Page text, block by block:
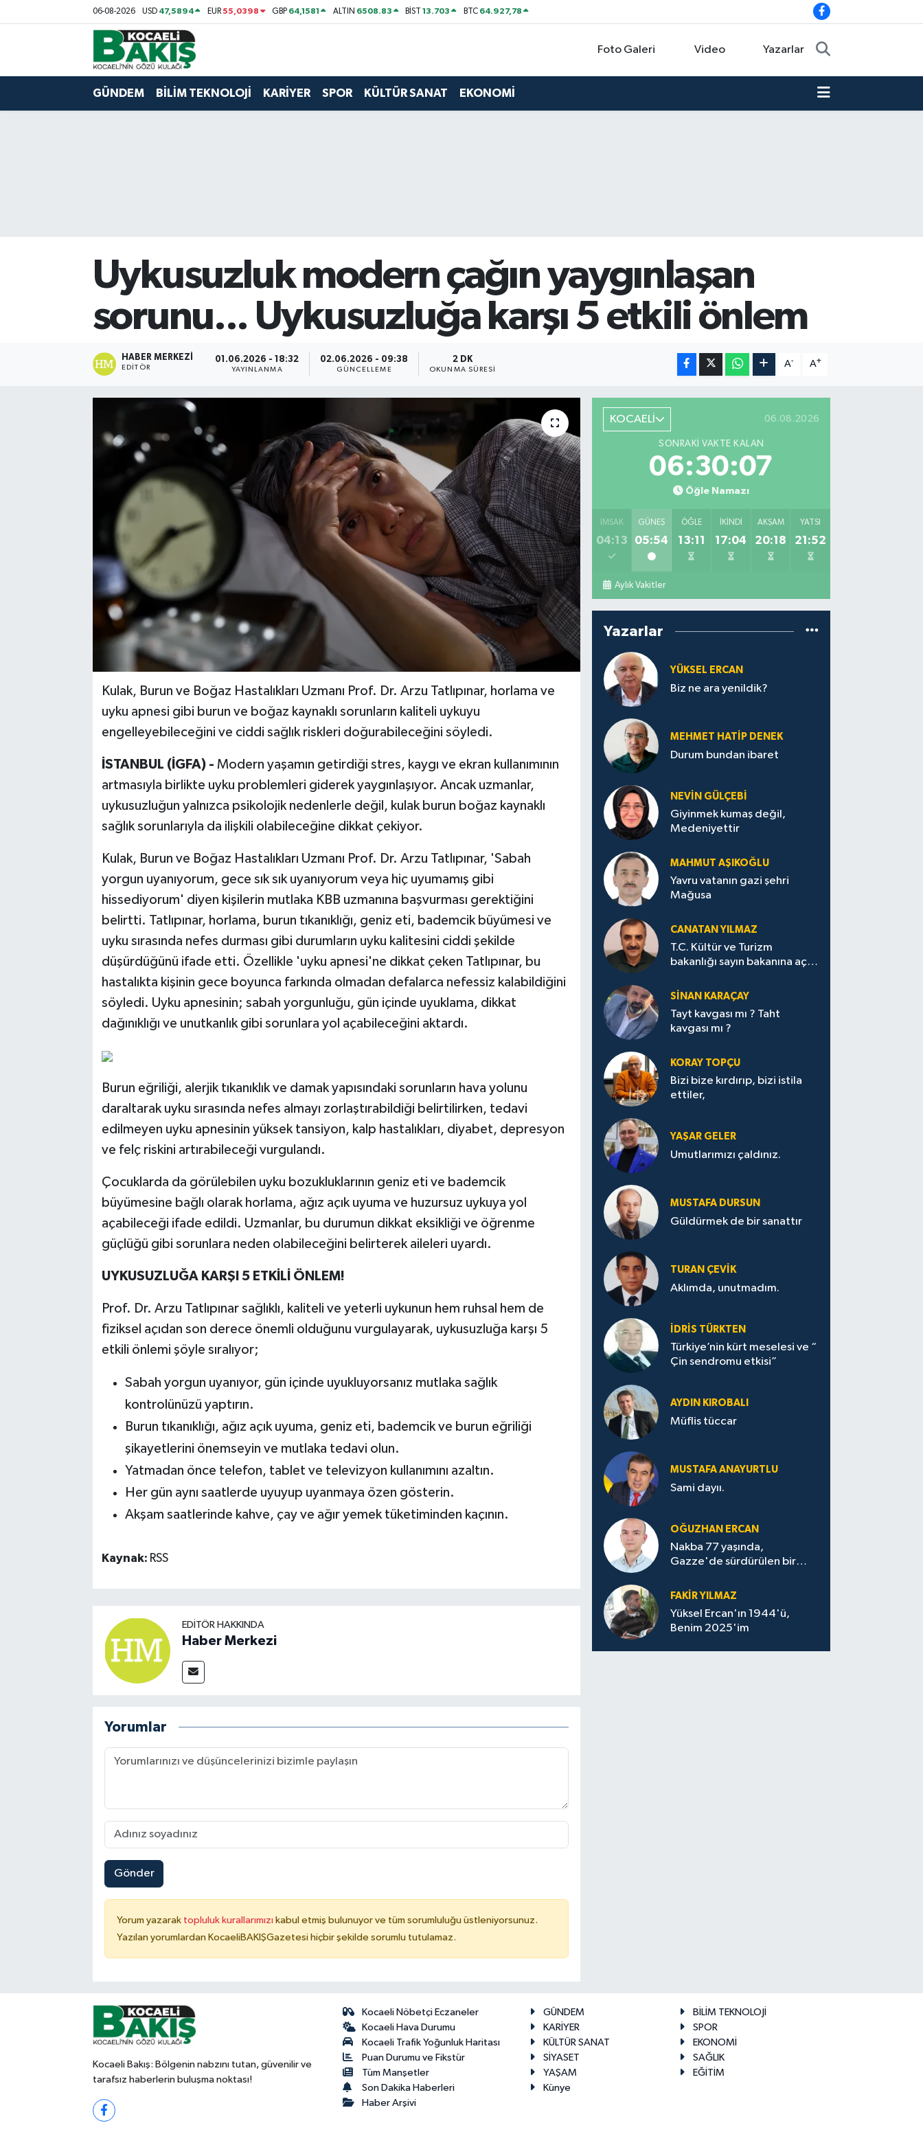
06-08-2026 USD 47,5894 EUR55,0398 GBP 64,1581 ALTIN 6508.83 BİST13.703 BTC 64.927,78
Foto Galeri Video Yazarlar
GÜNDEM BİLİM TEKNOLOJİ KARİYER SPOR KÜLTÜR SANAT EKONOMİ
Uykusuzluk modern çağın yaygınlaşan
sorunu... Uykusuzluğa karşı 5 etkili önlem
HABER MERKEZI
EDITÖR
01.06.2026 - 18:32
YAYINLANMA
02.06.2026 - 09:38
GÜNCELLEME
2 DK
OKUNMA SÜRESI
A- A+
Kulak, Burun ve Boğaz Hastalıkları Uzmanı Prof. Dr. Arzu Tatlıpınar, horlama ve
uyku apnesi gibi burun ve boğaz kaynaklı sorunların kaliteli uykuyu
engelleyebileceğini ve ciddi sağlık riskleri doğurabileceğini söyledi.
İSTANBUL (İGFA) - Modern yaşamın getirdiği stres, kaygı ve ekran kullanımının
artmasıyla birlikte uyku problemleri giderek yaygınlaşıyor. Ancak uzmanlar,
uykusuzluğun yalnızca psikolojik nedenlerle değil, kulak burun boğaz kaynaklı
sağlık sorunlarıyla da ilişkili olabileceğine dikkat çekiyor.
Kulak, Burun ve Boğaz Hastalıkları Uzmanı Prof. Dr. Arzu Tatlıpınar, 'Sabah
yorgun uyanıyorum, gece sık sık uyanıyorum veya hiç uyumamış gibi
hissediyorum' diyen kişilerin mutlaka KBB uzmanına başvurması gerektiğini
belirtti. Tatlıpınar, horlama, burun tıkanıklığı, geniz eti, bademcik büyümesi ve
uyku sırasında nefes durması gibi durumların uyku kalitesini ciddi şekilde
düşürdüğünü ifade etti. Özellikle 'uyku apnesi'ne dikkat çeken Tatlıpınar, bu
hastalıkta kişinin gece boyunca farkında olmadan defalarca nefessiz kalabildiğini
söyledi. Uyku apnesinin; sabah yorgunluğu, gün içinde uyuklama, dikkat
dağınıklığı ve unutkanlık gibi sorunlara yol açabileceğini aktardı.
Burun eğriliği, alerjik tıkanıklık ve damak yapısındaki sorunların hava yolunu
daraltarak uyku sırasında nefes almayı zorlaştırabildiği belirtilirken, tedavi
edilmeyen uyku apnesinin yüksek tansiyon, kalp hastalıkları, diyabet, depresyon
ve felç riskini artırabileceği vurgulandı.
Çocuklarda da görülebilen uyku bozukluklarının geniz eti ve bademcik
büyümesine bağlı olarak horlama, ağız açık uyuma ve huzursuz uykuya yol
açabileceği ifade edildi. Uzmanlar, bu durumun dikkat eksikliği ve öğrenme
güçlüğü gibi sorunlara neden olabileceğini belirterek aileleri uyardı.
UYKUSUZLUĞA KARŞI 5 ETKİLİ ÖNLEM!
Prof. Dr. Arzu Tatlıpınar sağlıklı, kaliteli ve yeterli uykunun hem ruhsal hem de
fiziksel açıdan son derece önemli olduğunu vurgulayarak, uykusuzluğa karşı 5
etkili önlemi şöyle sıralıyor;
Sabah yorgun uyanıyor, gün içinde uyukluyorsanız mutlaka sağlık
kontrolünüzü yaptırın.
Burun tıkanıklığı, ağız açık uyuma, geniz eti, bademcik ve burun eğriliği
şikayetlerini önemseyin ve mutlaka tedavi olun.
Yatmadan önce telefon, tablet ve televizyon kullanımını azaltın.
Her gün aynı saatlerde uyuyup uyanmaya özen gösterin.
Akşam saatlerinde kahve, çay ve ağır yemek tüketiminden kaçının.
Kaynak: RSS
EDITÖR HAKKINDA
Haber Merkezi
Yorumlar
Gönder
Yorum yazarak topluluk kurallarımızı kabul etmiş bulunuyor ve tüm sorumluluğu üstleniyorsunuz.
Yazılan yorumlardan KocaeliBAKIŞGazetesi hiçbir şekilde sorumlu tutulamaz.
KOCAELİ 06.08.2026
SONRAKI VAKTE KALAN
06:30:06
Öğle Namazı
İMSAK
04:13
GÜNEŞ
05:54
ÖĞLE
13:11
İKINDI
17:04
AKŞAM
20:18
YATSI
21:52
Aylık Vakitler
Yazarlar
YÜKSEL ERCAN
Biz ne ara yenildik?
MEHMET HATİP DENEK
Durum bundan ibaret
NEVİN GÜLÇEBİ
Giyinmek kumaş değil,
Medeniyettir
MAHMUT AŞIKOĞLU
Yavru vatanın gazi şehri
Mağusa
CANATAN YILMAZ
T.C. Kültür ve Turizm
bakanlığı sayın bakanına açık
SİNAN KARAÇAY
Tayt kavgası mı ? Taht
kavgası mı ?
KORAY TOPÇU
Bizi bize kırdırıp, bizi istila
ettiler,
YAŞAR GELER
Umutlarımızı çaldınız.
MUSTAFA DURSUN
Güldürmek de bir sanattır
TURAN ÇEVİK
Aklımda, unutmadım.
İDRİS TÜRKTEN
Türkiye’nin kürt meselesi ve “
Çin sendromu etkisi”
AYDIN KIROBALI
Müflis tüccar
MUSTAFA ANAYURTLU
Sami dayıı.
OĞUZHAN ERCAN
Nakba 77 yaşında,
Gazze'de sürdürülen bir
FAKİR YILMAZ
Yüksel Ercan'ın 1944'ü,
Benim 2025'im
Kocaeli Bakış: Bölgenin nabzını tutan, güvenilir ve
tarafsız haberlerin buluşma noktası!
Kocaeli Nöbetçi Eczaneler
Kocaeli Hava Durumu
Kocaeli Trafik Yoğunluk Haritası
Puan Durumu ve Fikstür
Tüm Manşetler
Son Dakika Haberleri
Haber Arşivi
GÜNDEM
BİLİM TEKNOLOJİ
KARİYER
SPOR
KÜLTÜR SANAT
EKONOMİ
SİYASET
SAĞLIK
YAŞAM
EĞİTİM
Künye
Kocaeli Nöbetçi Eczaneler
Kocaeli Hava Durumu
Haber Arşivi